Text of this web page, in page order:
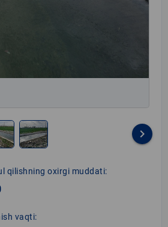
keyboard_arrow_right
qilishning oxirgi muddati:
vaqti: